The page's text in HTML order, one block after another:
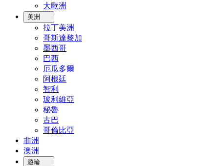
大歐洲
美洲
拉丁美洲
哥斯達黎加
墨西哥
巴西
厄瓜多爾
阿根廷
智利
玻利維亞
秘魯
古巴
哥倫比亞
非洲
澳洲
遊輪